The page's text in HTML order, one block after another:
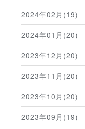
2024年02月(19)
2024年01月(20)
2023年12月(20)
2023年11月(20)
2023年10月(20)
2023年09月(19)